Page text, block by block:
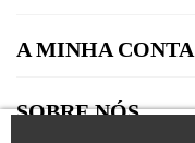
A MINHA CONTA
SOBRE NÓS